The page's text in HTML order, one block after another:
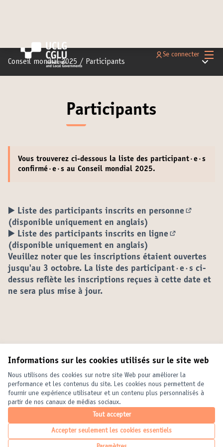
Informations sur les cookies utilisés sur le site web
Nous utilisons des cookies sur notre site Web pour améliorer la
performance et les contenus du site. Les cookies nous permettent de
fournir une expérience utilisateur et un contenu plus personnalisés à
partir de nos canaux de médias sociaux.
Tout accepter
Accepter seulement les cookies essentiels
Se connecter
Conseil mondial 2025 / Participants Menu
Participants
Vous trouverez ci-dessous la liste des participant·e·s
confirmé·e·s au Conseil mondial 2025.
▶️ Liste des participants inscrits en personne
(disponible uniquement en anglais)
▶️ Liste des participants inscrits en ligne
(disponible uniquement en anglais)
Veuillez noter que les inscriptions étaient ouvertes
jusqu'au 3 octobre. La liste des participant·e·s ci-
dessus reflète les inscriptions reçues à cette date et
ne sera plus mise à jour.
Conditions d'utilisation
Paramètres des cookies
United Cities and Local Governments sur X
(Lien externe)
United Cities and Local Governments sur Facebook
(Lien externe)
United Cities and Local Governments sur YouTube
(Lien externe)
Français
Elegir el idiomaChoose languageChoisir la langue
Licence
(Lien